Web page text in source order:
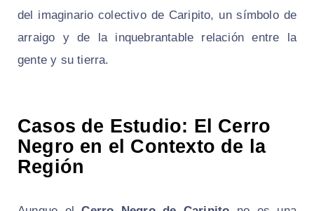
del imaginario colectivo de Caripito, un símbolo de
arraigo y de la inquebrantable relación entre la
gente y su tierra.
Casos de Estudio: El Cerro
Negro en el Contexto de la
Región